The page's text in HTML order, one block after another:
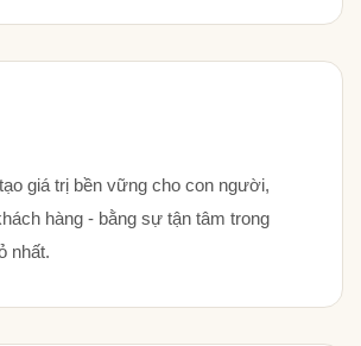
giá trị bền vững cho con người,
hàng - bằng sự tận tâm trong
nhất.